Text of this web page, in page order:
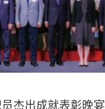
杰出成就表彰晚宴